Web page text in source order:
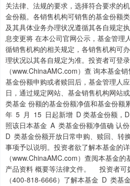
关法律、法规的要求，选择符合要求的
金份额。各销售机构可销售的基金份额
及其具体业务办理状况遵循其各自规定
息变更将 在本公司官网公示，基金管理
循销售机构的相关规定，各销售机构可
理状况以其各自规定为准。投资者可登
（www.ChinaAMC.com）查 询本基
基金份额申购或者赎回后，基金管理人
日，通过规定网站、基金销售机构网站
类基金 份额的基金份额净值和基金份额
年 5 月 15 日起新增 D 类基金份额，
照该日本基金 A 类基金份额净值确 认
D 类基金份额开放日常申购、赎回、转
事项予以说明。投资者欲了解本基金的
（www.ChinaAMC.com）查阅本基金
产品资料 概要等法律文件。 投资者可
（400-818-6666）了解本基金 D 类基